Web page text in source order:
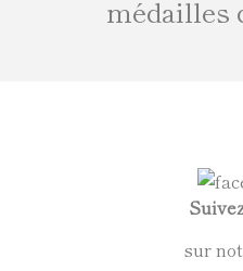
médailles
sur